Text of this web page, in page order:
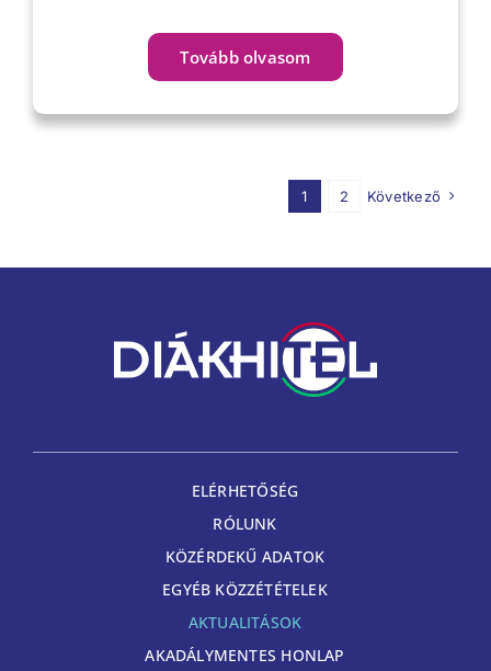
Tovább olvasom
1 2 Következő
ELÉRHETŐSÉG
RÓLUNK
KÖZÉRDEKŰ ADATOK
EGYÉB KÖZZÉTÉTELEK
AKTUALITÁSOK
AKADÁLYMENTES HONLAP